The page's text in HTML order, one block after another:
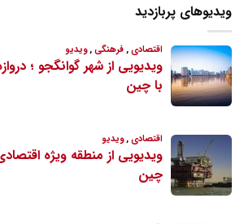
ویدیوهای پربازدید